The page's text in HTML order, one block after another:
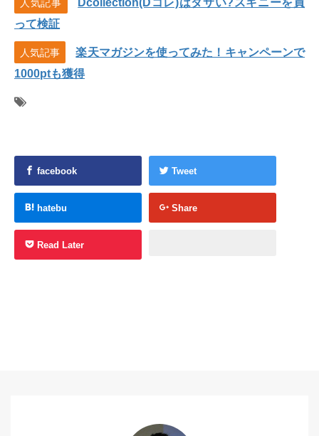
人気記事
Dcollection(Dコレ)はダサい?スキニーを買
って検証
人気記事
楽天マガジンを使ってみた！キャンペーンで
1000ptも獲得
facebook Tweet
hatebu Share
Read Later